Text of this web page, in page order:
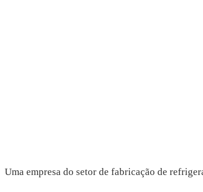
Uma empresa do setor de fabricação de